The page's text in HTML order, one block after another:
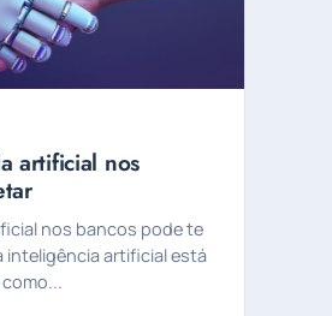
artificial nos
nos bancos pode te
inteligência artificial está